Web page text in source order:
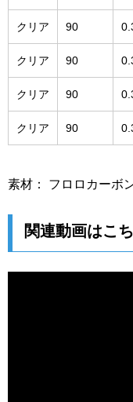
クリア 90
クリア 90
クリア 90
クリア 90
素材： フロロカーボ
関連動画はこ